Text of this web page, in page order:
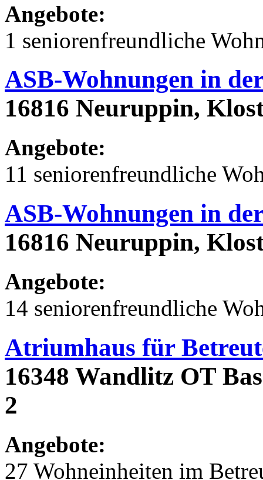
Angebote:
1 seniorenfreundliche
ASB-Wohnungen in
16816 Neuruppin,
Angebote:
11 seniorenfreundliche
ASB-Wohnungen in
16816 Neuruppin,
Angebote:
14 seniorenfreundliche
Atriumhaus für
16348 Wandlitz OT
2
Angebote:
27 Wohneinheiten im